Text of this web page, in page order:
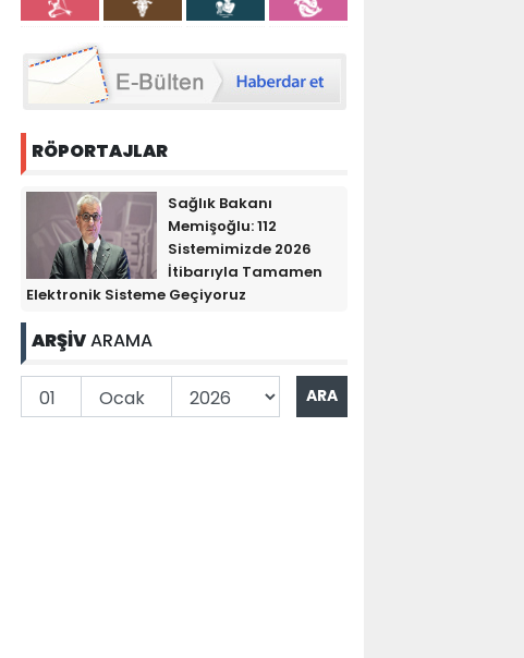
RÖPORTAJLAR
Sağlık Bakanı
Memişoğlu: 112
Sistemimizde 2026
İtibarıyla Tamamen
Elektronik Sisteme Geçiyoruz
ARŞİVARAMA